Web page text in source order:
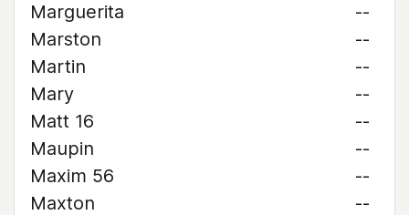
Marguerita
--
Marston
--
Martin
--
Mary
--
Matt 16
--
Maupin
--
Maxim 56
--
Maxton
--